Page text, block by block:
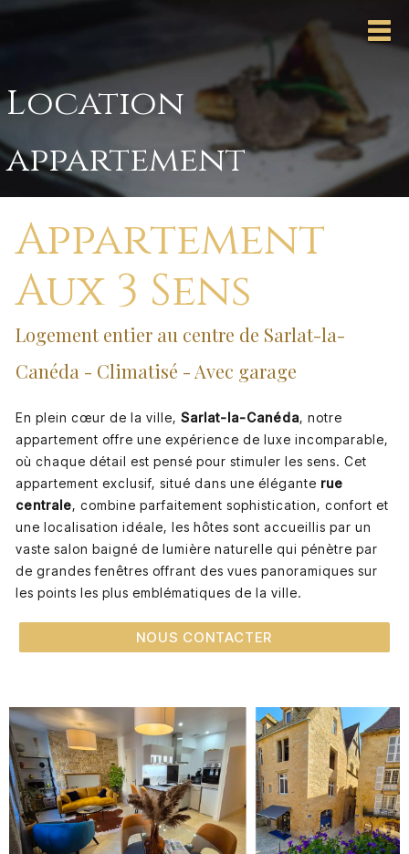
Location
appartement
Appartement
Aux 3 Sens
Logement entier au centre de Sarlat-la-
Canéda - Climatisé - Avec garage
En plein cœur de la ville, Sarlat-la-Canéda, notre
appartement offre une expérience de luxe incomparable,
où chaque détail est pensé pour stimuler les sens. Cet
appartement exclusif, situé dans une élégante rue
centrale, combine parfaitement sophistication, confort et
une localisation idéale, les hôtes sont accueillis par un
vaste salon baigné de lumière naturelle qui pénètre par
de grandes fenêtres offrant des vues panoramiques sur
les points les plus emblématiques de la ville.
NOUS CONTACTER